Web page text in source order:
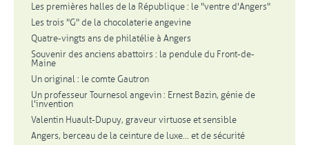
Les premières halles de la République : le "ventre d'Angers"
Les trois "G" de la chocolaterie angevine
Quatre-vingts ans de philatélie à Angers
Souvenir des anciens abattoirs : la pendule du Front-de-
Maine
Un original : le comte Gautron
Un professeur Tournesol angevin : Ernest Bazin, génie de
l'invention
Valentin Huault-Dupuy, graveur virtuose et sensible
Angers, berceau de la ceinture de luxe... et de sécurité